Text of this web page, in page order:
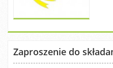
Zaproszenie do